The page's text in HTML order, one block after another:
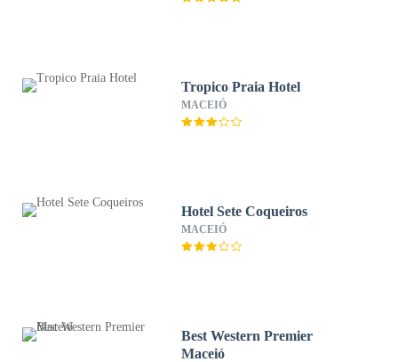
Tropico Praia Hotel
MACEIÓ
Hotel Sete Coqueiros
MACEIÓ
Best Western Premier
Maceió